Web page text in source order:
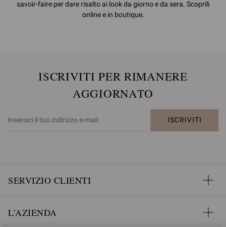
savoir-faire per dare risalto ai look da giorno e da sera. Scoprili
online e in boutique.
ISCRIVITI PER RIMANERE
AGGIORNATO
ISCRIVITI
SERVIZIO CLIENTI
L’AZIENDA